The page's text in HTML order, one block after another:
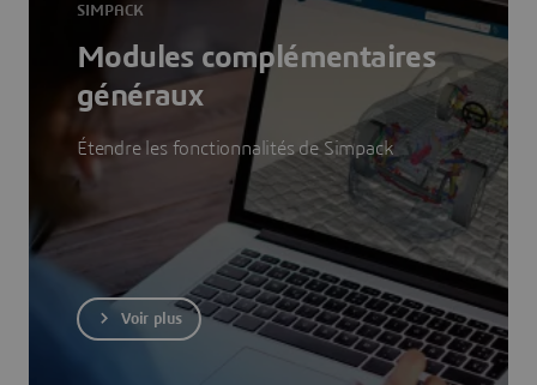
SIMPACK
Modules complémentaires
généraux
Étendre les fonctionnalités de Simpack
Voir plus